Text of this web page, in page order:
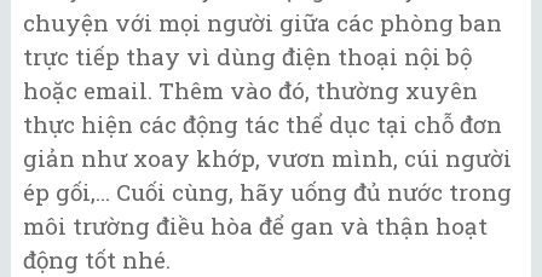
chuyện với mọi người giữa các phòng ban
trực tiếp thay vì dùng điện thoại nội bộ
hoặc email. Thêm vào đó, thường xuyên
thực hiện các động tác thể dục tại chỗ đơn
giản như xoay khớp, vươn mình, cúi người
ép gối,… Cuối cùng, hãy uống đủ nước trong
môi trường điều hòa để gan và thận hoạt
động tốt nhé.